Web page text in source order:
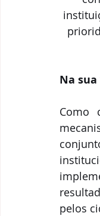
Na
Como
pelos